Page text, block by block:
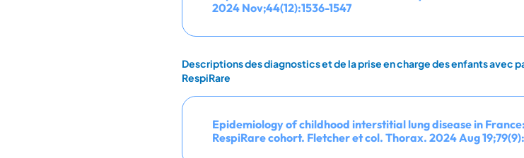
2024 Nov;44(12):1536-1547
Descriptions des diagnostics et de la prise en charge des enfants avec
RespiRare
Epidemiology of childhood interstitial lung disease in
RespiRare cohort. Fletcher et col. Thorax. 2024 Aug